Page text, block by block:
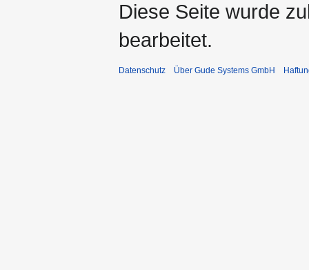
Diese Seite wurde
bearbeitet.
Datenschutz Über Gude Systems GmbH